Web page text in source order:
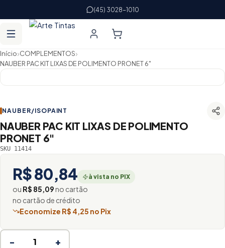
(45) 3028-1010
Início›COMPLEMENTOS›
NAUBER PAC KIT LIXAS DE POLIMENTO PRONET 6"
NAUBER/ISOPAINT
NAUBER PAC KIT LIXAS DE POLIMENTO
PRONET 6"
SKU 11414
R$ 80,84 à vista no PIX
ou R$ 85,09no cartão
no cartão de crédito
Economize R$ 4,25 no Pix
− +